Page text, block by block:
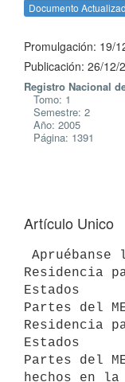
Documento
Promulgación: 19/
Publicación: 26/12/
Registro Nacional
Tomo: 1
Semestre: 2
Año: 2005
Página: 1391
Artículo Unico
Residencia
Estados
Partes del
Residencia
Estados
Partes del
hechos en